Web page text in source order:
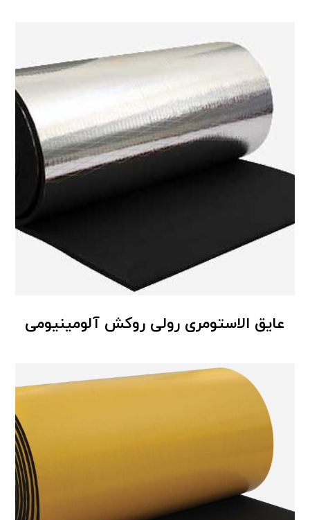
عایق الاستومری رولی روکش آلومینیومی